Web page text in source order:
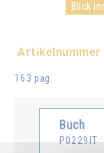
Blick
Artikelnummer
163 pag.
Buch
P0229IT